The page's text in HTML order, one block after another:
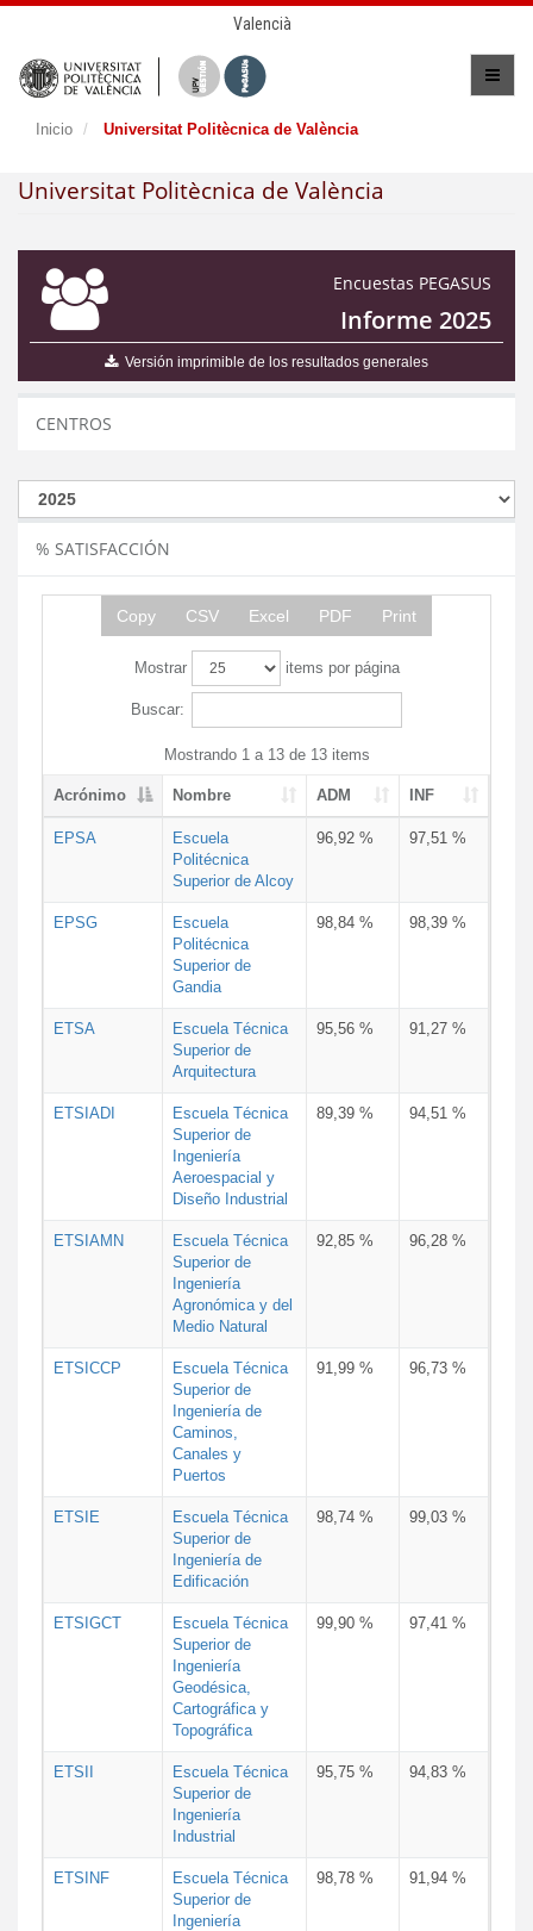
Valencià
Inicio Universitat Politècnica de València
Universitat Politècnica de València
Encuestas PEGASUS
Informe 2025
Versión imprimible de los resultados generales
CENTROS
% SATISFACCIÓN
Copy CSV Excel PDF Print
Mostrar items por página
Buscar:
Mostrando 1 a 13 de 13 items
Acrónimo Nombre ADM INF
EPSA
Escuela
Politécnica
Superior de Alcoy
96,92 % 97,51 %
EPSG
Escuela
Politécnica
Superior de
Gandia
98,84 % 98,39 %
ETSA
Escuela Técnica
Superior de
Arquitectura
95,56 % 91,27 %
ETSIADI
Escuela Técnica
Superior de
Ingeniería
Aeroespacial y
Diseño Industrial
89,39 % 94,51 %
ETSIAMN
Escuela Técnica
Superior de
Ingeniería
Agronómica y del
Medio Natural
92,85 % 96,28 %
ETSICCP
Escuela Técnica
Superior de
Ingeniería de
Caminos,
Canales y
Puertos
91,99 % 96,73 %
ETSIE
Escuela Técnica
Superior de
Ingeniería de
Edificación
98,74 % 99,03 %
ETSIGCT
Escuela Técnica
Superior de
Ingeniería
Geodésica,
Cartográfica y
Topográfica
99,90 % 97,41 %
ETSII
Escuela Técnica
Superior de
Ingeniería
Industrial
95,75 % 94,83 %
ETSINF
Escuela Técnica
Superior de
Ingeniería
98,78 % 91,94 %